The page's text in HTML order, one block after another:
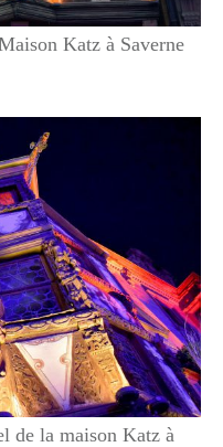
Katz à Saverne
de la maison Katz à